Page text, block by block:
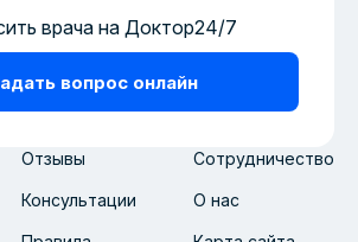
Отзывы Сотрудничество
Консультации О нас
врача на Доктор24/7
вопрос онлайн